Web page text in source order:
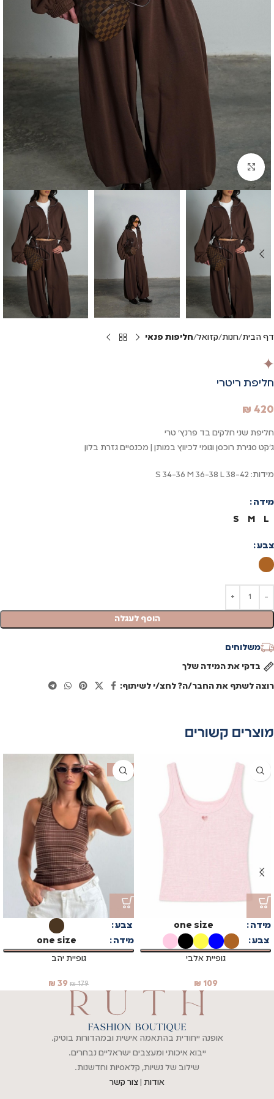
Click to enlarge
דף הבית חנות קזואל חליפות פנאי
חליפת ריטרי
₪ 420
חליפת שני חלקים בד פרנץ' טרי
ג'קט סגירת רוכסן וגומי לכיווץ במותן | מכנסיים גזרת בלון
מידות: S 34-36 M 36-38 L 38-42
מידה
L
M
S
צבע
הוסף לעגלה
משלוחים
בדקי את המידה שלך
רוצה לשתף את החבר/ה? לחצ/י לשיתוף:
מוצרים קשורים
מידה
one size
צבע
גופיית אלבי
₪ 109
SALE
צבע
מידה
one size
גופיית יהב
₪179
₪ 39
אופנה ייחודית בהתאמה אישית ובמהדורות בוטיק.
ייבוא איכותי ומעצבים ישראליים נבחרים.
שילוב של נשיות, קלאסיות וחדשנות.
אודות
צור קשר